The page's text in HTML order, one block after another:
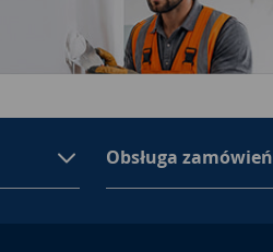
Obsługa zamówień